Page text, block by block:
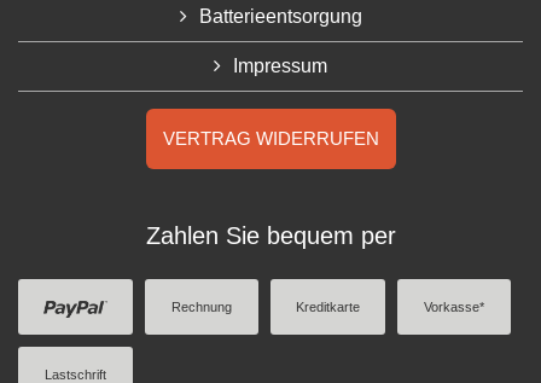
Batterieentsorgung
Impressum
VERTRAG WIDERRUFEN
Zahlen Sie bequem per
Rechnung Kreditkarte Vorkasse*
Lastschrift